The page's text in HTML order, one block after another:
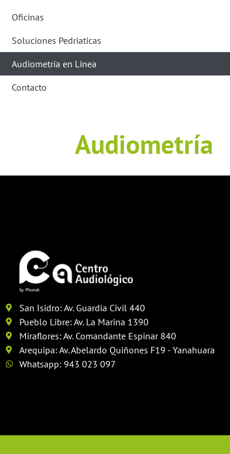
Oficinas
Soluciones Pedriaticas
Audiometría en Linea
Contacto
Audiometría
San Isidro: Av. Guardia Civil 440
Pueblo Libre: Av. La Marina 1390
Miraflores: Av. Comandante Espinar 840
Arequipa: Av. Abelardo Quiñones F19 - Yanahuara
Whatsapp: 943 023 097